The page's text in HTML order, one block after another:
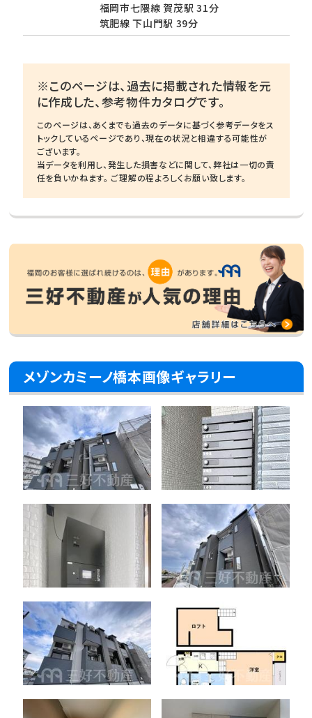
福岡市七隈線 賀茂駅 31分
筑肥線 下山門駅 39分
※このページは、過去に掲載された情報を元
に作成した、参考物件カタログです。
このページは、あくまでも過去のデータに基づく参考データをス
トックしているページであり、現在の状況と相違する可能性が
ございます。
当データを利用し、発生した損害などに関して、弊社は一切の責
任を負いかねます。 ご理解の程よろしくお願い致します。
メゾンカミーノ橋本画像ギャラリー